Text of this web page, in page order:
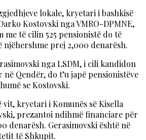
lokale, kryetari i bashkisë
Kostovski nga VMRO-DPMNE,
të cilin 525 pensionistë do të
prej 2,000 denarësh.
nga LSDM, i cili kandidon
Qendër, do t’u japë pensionistëve
se Kostovski.
kryetari i Komunës së Kisella
prezantoi ndihmë financiare për
denarësh. Gerasimovski është në
të Shkupit.